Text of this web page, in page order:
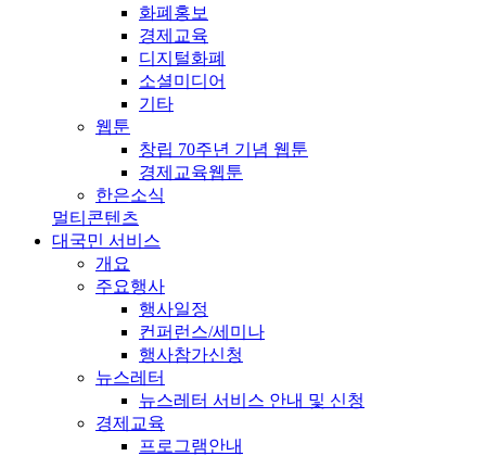
화폐홍보
경제교육
디지털화폐
소셜미디어
기타
웹툰
창립 70주년 기념 웹툰
경제교육웹툰
한은소식
멀티콘텐츠
대국민 서비스
개요
주요행사
행사일정
컨퍼런스/세미나
행사참가신청
뉴스레터
뉴스레터 서비스 안내 및 신청
경제교육
프로그램안내